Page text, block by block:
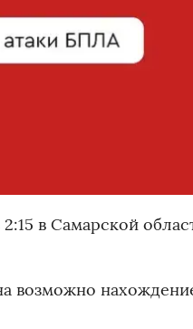
в Самарской
возможно